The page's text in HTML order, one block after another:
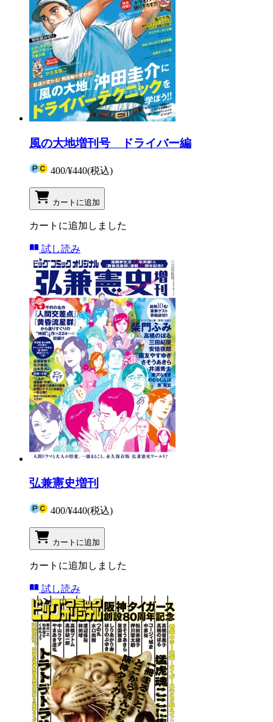
風の大地増刊号 ドライバー編
400/¥440(税込)
カートに追加
カートに追加しました
試し読み
弘兼憲史増刊
400/¥440(税込)
カートに追加
カートに追加しました
試し読み